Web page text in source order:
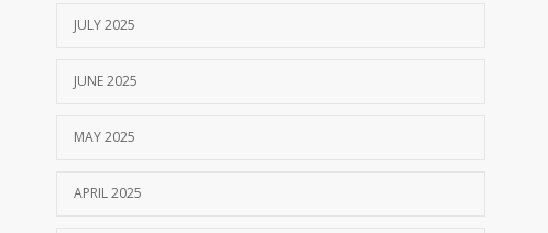
JULY 2025
JUNE 2025
MAY 2025
APRIL 2025